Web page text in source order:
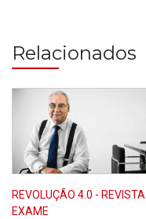
Relacionados
REVOLUÇÃO 4.0 - REVISTA
EXAME